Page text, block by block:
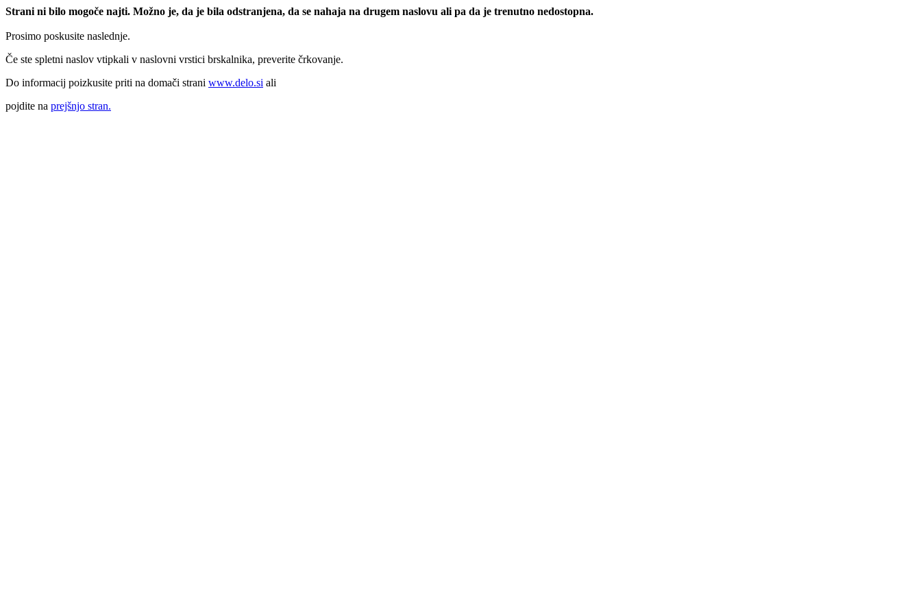
Strani ni bilo mogoče najti. Možno je, da je bila odstranjena, da se nahaja na drugem naslovu ali pa da je trenutno nedostopna.
Prosimo poskusite naslednje.
Če ste spletni naslov vtipkali v naslovni vrstici brskalnika, preverite črkovanje.
Do informacij poizkusite priti na domači strani www.delo.si ali
pojdite na prejšnjo stran.